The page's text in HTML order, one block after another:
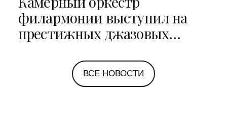
филармонии выступил на
престижных джазовых
Петербурге и Ярославле
ВСЕ НОВОСТИ